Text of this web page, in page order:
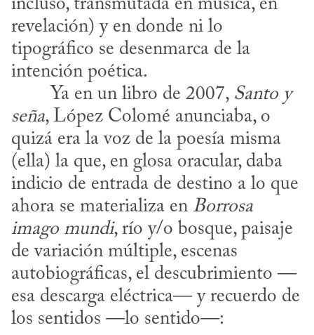
incluso, transmutada en música, en
revelación) y en donde ni lo
tipográfico se desenmarca de la
intención poética.
​	Ya en un libro de 2007, Santo y
seña, López Colomé anunciaba, o
quizá era la voz de la poesía misma
(ella) la que, en glosa oracular, daba
indicio de entrada de destino a lo que
ahora se materializa en Borrosa
imago mundi, río y/o bosque, paisaje
de variación múltiple, escenas
autobiográficas, el descubrimiento —
esa descarga eléctrica— y recuerdo de
los sentidos —lo sentido—: